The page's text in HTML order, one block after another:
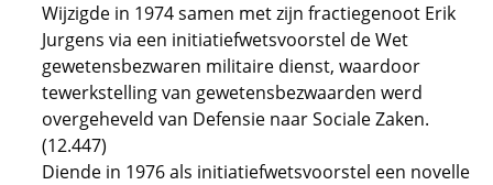
Wijzigde in 1974 samen met zijn fractiegenoot Erik
Jurgens via een initiatiefwetsvoorstel de Wet
gewetensbezwaren militaire dienst, waardoor
tewerkstelling van gewetensbezwaarden werd
overgeheveld van Defensie naar Sociale Zaken.
(12.447)
Diende in 1976 als initiatiefwetsvoorstel een novelle